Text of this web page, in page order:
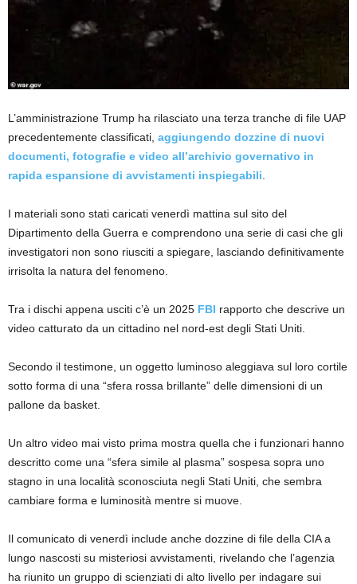
L’amministrazione Trump ha rilasciato una terza tranche di file UAP
precedentemente classificati, aggiungendo dozzine di nuovi
documenti, fotografie e video all’archivio governativo in
rapida espansione di avvistamenti inspiegabili
I materiali sono stati caricati venerdì mattina sul sito del
Dipartimento della Guerra e comprendono una serie di casi che gli
investigatori non sono riusciti a spiegare, lasciando definitivamente
irrisolta la natura del fenomeno.
Tra i dischi appena usciti c’è un 2025 FBI rapporto che descrive un
video catturato da un cittadino nel nord-est degli Stati Uniti.
Secondo il testimone, un oggetto luminoso aleggiava sul loro cortile
sotto forma di una “sfera rossa brillante” delle dimensioni di un
pallone da basket.
Un altro video mai visto prima mostra quella che i funzionari hanno
descritto come una “sfera simile al plasma” sospesa sopra uno
stagno in una località sconosciuta negli Stati Uniti, che sembra
cambiare forma e luminosità mentre si muove.
Il comunicato di venerdì include anche dozzine di file della CIA a
lungo nascosti su misteriosi avvistamenti, rivelando che l’agenzia
ha riunito un gruppo di scienziati di alto livello per indagare sui